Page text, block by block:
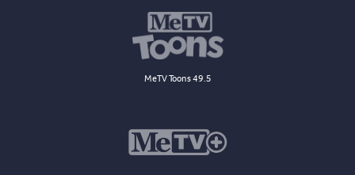
MeTV Toons 49.5